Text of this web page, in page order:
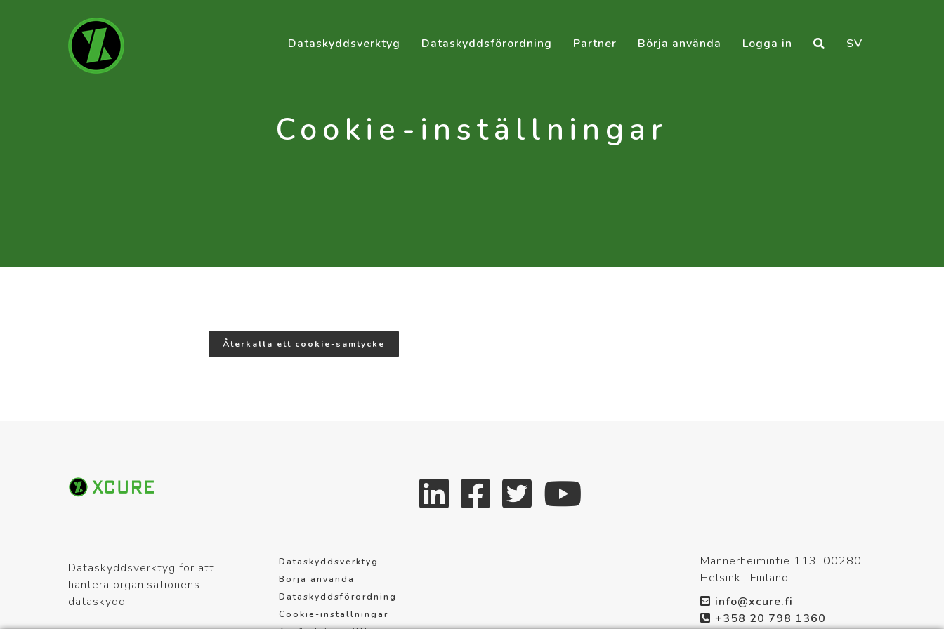
Dataskyddsverktyg Dataskyddsförordning Partner Börja använda Logga in SV
Cookie-inställningar
Återkalla ett cookie-samtycke
Dataskyddsverktyg för att
hantera organisationens
dataskydd
Dataskyddsverktyg
Börja använda
Dataskyddsförordning
Cookie-inställningar
Mannerheimintie 113, 00280
Helsinki, Finland
info@xcure.fi
+358 20 798 1360